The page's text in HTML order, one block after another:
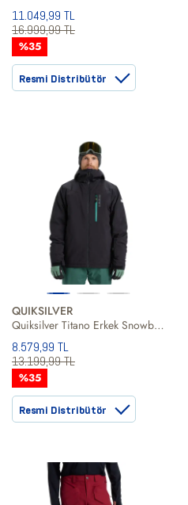
11.049,99 TL
16.999,99 TL
%35
Resmi Distribütör
QUIKSILVER
Quiksilver Titano Erkek Snowboard Ceketi
8.579,99 TL
13.199,99 TL
%35
Resmi Distribütör